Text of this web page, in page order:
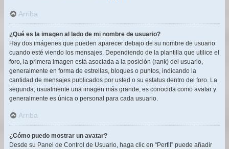
Arriba
¿Qué es la imagen al lado de mi nombre de usuario?
Hay dos imágenes que pueden aparecer debajo de su nombre de usuario
cuando esté viendo los mensajes. Dependiendo de la plantilla que utilice el
foro, la primera imagen está asociada a la posición (rank) del usuario,
generalmente en forma de estrellas, bloques o puntos, indicando la
cantidad de mensajes publicados por usted o su estatus dentro del foro. La
segunda, usualmente una imagen más grande, es conocida como avatar y
generalmente es única o personal para cada usuario.
Arriba
¿Cómo puedo mostrar un avatar?
Desde su Panel de Control de Usuario, haga clic en “Perfil” puede añadir